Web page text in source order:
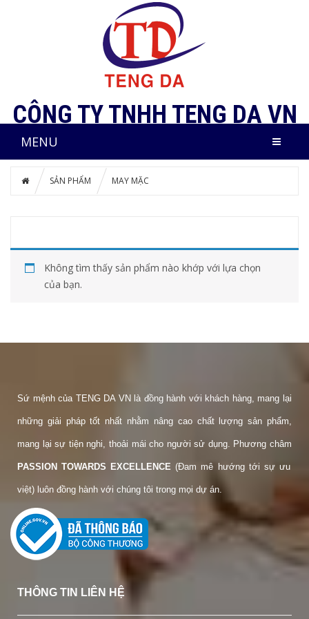
CÔNG TY TNHH TENG DA VN
MENU
SẢN PHẨM MAY MẶC
Không tìm thấy sản phẩm nào khớp với lựa chọn
của bạn.
Sứ mệnh của TENG DA VN là đồng hành với khách hàng, mang lại
những giải pháp tốt nhất nhằm nâng cao chất lượng sản phẩm,
mang lại sự tiện nghi, thoải mái cho người sử dụng. Phương châm
PASSION TOWARDS EXCELLENCE (Đam mê hướng tới sự ưu
việt) luôn đồng hành với chúng tôi trong mọi dự án.
THÔNG TIN LIÊN HỆ